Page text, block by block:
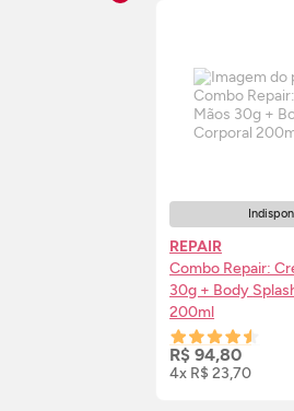
REPAIR
Combo Repair:
30g + Body
200ml
R$ 94,80
4x R$ 23,70
AVISE-